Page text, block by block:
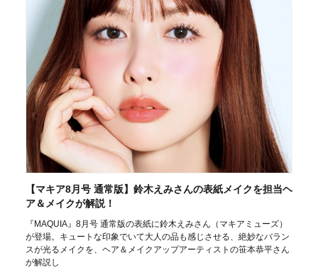
【マキア8月号 通常版】鈴木えみさんの表紙メイクを担当ヘ
ア＆メイクが解説！
『MAQUIA』8月号 通常版の表紙に鈴木えみさん（マキアミューズ）
が登場。キュートな印象でいて大人の品も感じさせる、絶妙なバラン
スが光るメイクを、ヘア＆メイクアップアーティストの笹本恭平さん
が解説し